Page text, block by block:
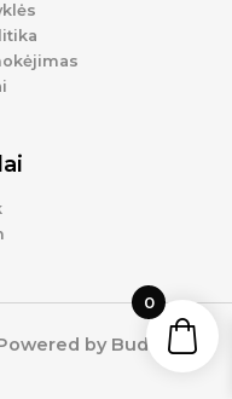
by BudiBudi
0